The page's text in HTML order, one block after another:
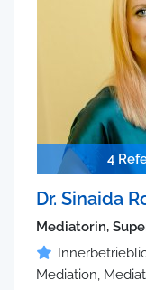
4
Dr. Sinaida
Mediatorin,
Mediation,